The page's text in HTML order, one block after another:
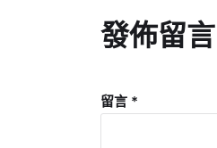
發佈留言
留言 *